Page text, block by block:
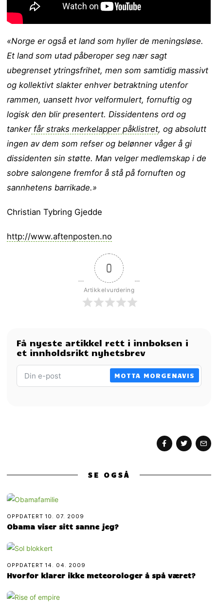
«Norge er også et land som hyller de meningsløse.
Et land som utad påberoper seg nær sagt
ubegrenset ytringsfrihet, men som samtidig massivt
og kollektivt slakter enhver betraktning utenfor
rammen, uansett hvor velformulert, fornuftig og
logisk den blir presentert. Dissidentens ord og
tankerfår straks merkelapper påklistret, og absolutt
ingen av dem som refser og belønner våger å gi
dissidenten sin støtte. Man velger medlemskap i de
sobre salongene fremfor å stå på fornuften og
sannhetens barrikade.»
Christian Tybring Gjedde
http://www.aftenposten.no
0
Artikkelvurdering
Få nyeste artikkel rett i innboksen i
et innholdsrikt nyhetsbrev
MOTTA MORGENAVIS
SE OGSÅ
OPPDATERT10. 07. 2009
Obama viser sitt sanne jeg?
OPPDATERT14. 04. 2009
Hvorfor klarer ikke meteorologer å spå været?